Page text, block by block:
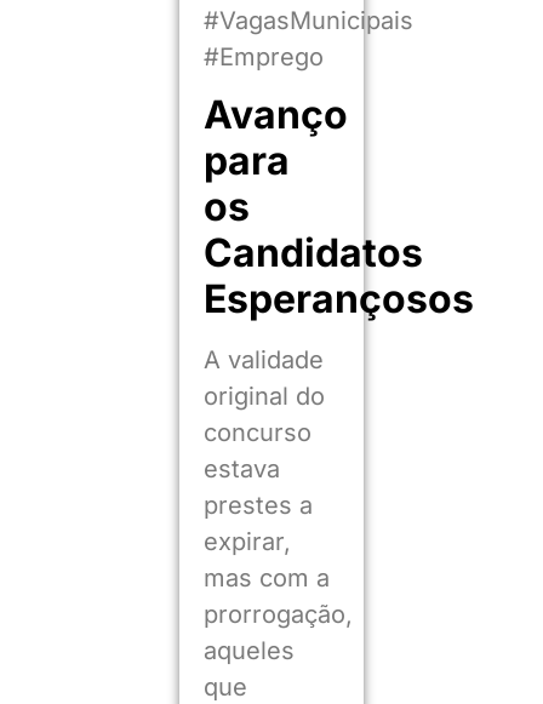
#VagasMunicipais
#Emprego
Avanço
para
os
Candidatos
Esperançosos
A validade
original do
concurso
estava
prestes a
expirar,
mas com a
prorrogação,
aqueles
que